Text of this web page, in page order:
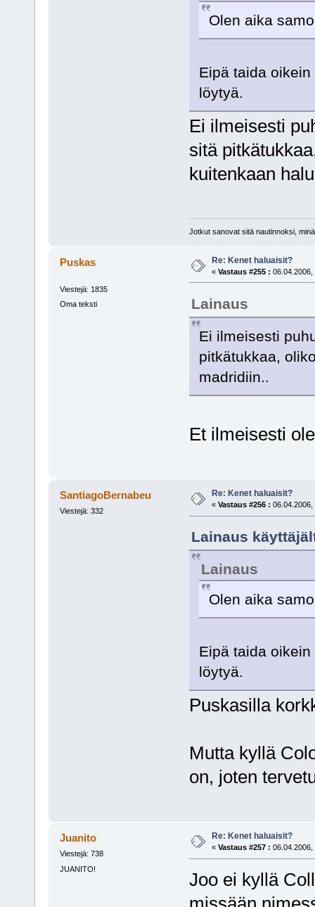
Olen aika
Eipä taida
löytyä.
Ei ilmeisesti
sitä
kuitenkaan
Jotkut sanovat sitä nautinnoksi,
Puskas
Viestejä: 1835
Oma teksti
Re: Kenet haluaisit?
« Vastaus #255 : 06.04.2006,
Lainaus
Ei ilmeisesti
pitkätukkaa,
madridiin..
Et ilmeisesti
SantiagoBernabeu
Viestejä: 332
Re: Kenet haluaisit?
« Vastaus #256 : 06.04.2006,
Lainaus
Lainaus
Olen aika
Eipä taida
löytyä.
Puskasilla
Mutta kyllä
on, joten
Juanito
Viestejä: 738
JUANITO!
Re: Kenet haluaisit?
« Vastaus #257 : 06.04.2006,
Joo ei kyllä